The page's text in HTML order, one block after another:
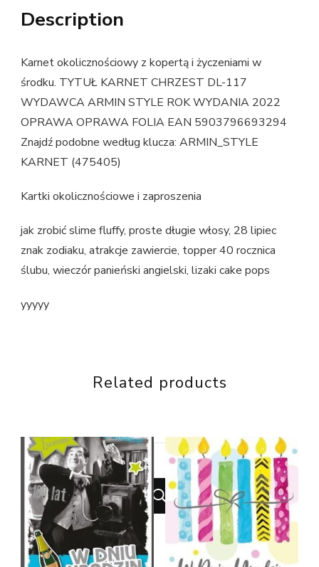
Description
Karnet okolicznościowy z kopertą i życzeniami w
środku. TYTUŁ KARNET CHRZEST DL-117
WYDAWCA ARMIN STYLE ROK WYDANIA 2022
OPRAWA OPRAWA FOLIA EAN 5903796693294
Znajdź podobne według klucza: ARMIN_STYLE
KARNET (475405)
Kartki okolicznościowe i zaproszenia
jak zrobić slime fluffy, proste długie włosy, 28 lipiec
znak zodiaku, atrakcje zawiercie, topper 40 rocznica
ślubu, wieczór panieński angielski, lizaki cake pops
yyyyy
Related products
Looking
for
Something?